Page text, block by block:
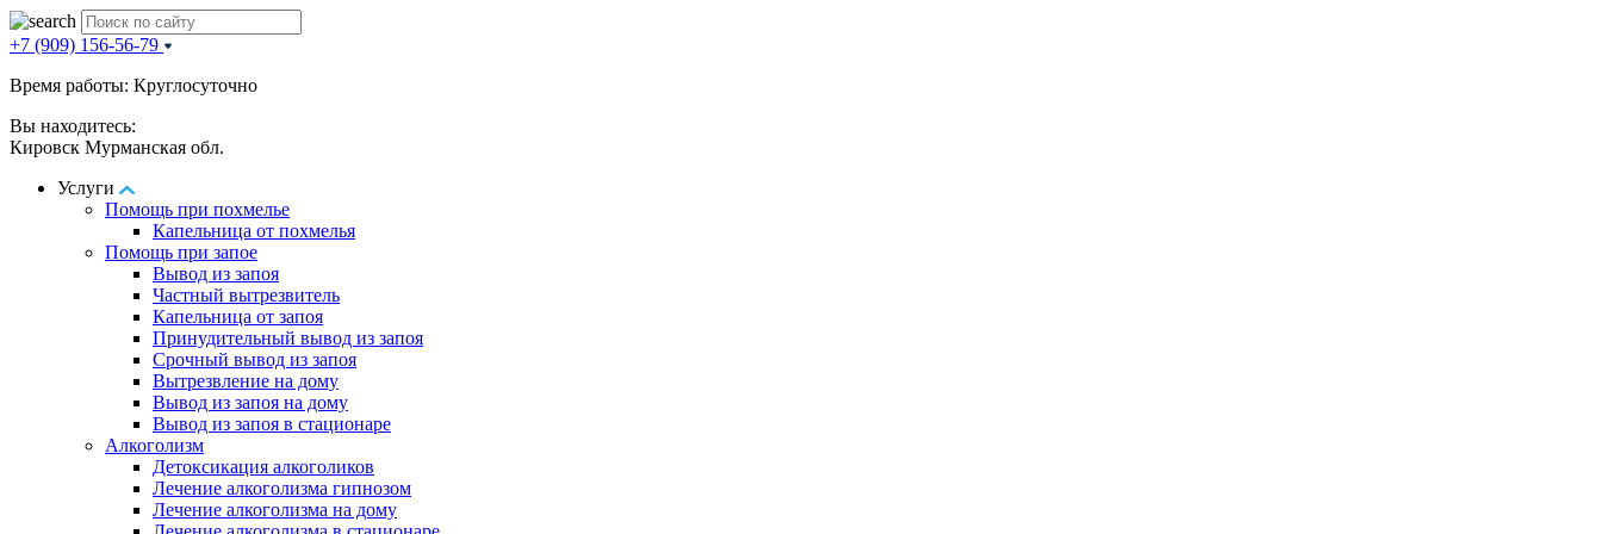
+7 (909) 156-56-79
Время работы: Круглосуточно
Вы находитесь:
Кировск Мурманская обл.
Услуги
Помощь при похмелье
Капельница от похмелья
Помощь при запое
Вывод из запоя
Частный вытрезвитель
Капельница от запоя
Принудительный вывод из запоя
Срочный вывод из запоя
Вытрезвление на дому
Вывод из запоя на дому
Вывод из запоя в стационаре
Алкоголизм
Детоксикация алкоголиков
Лечение алкоголизма гипнозом
Лечение алкоголизма на дому